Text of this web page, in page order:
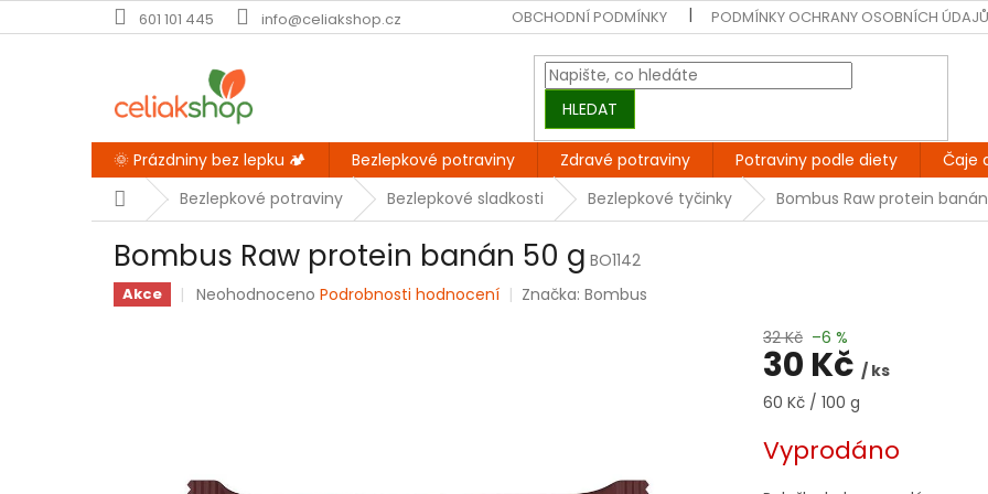
na
601 101 445 info@celiakshop.cz OBCHODNÍ PODMÍNKY PODMÍNKY OCHRANY OSOBNÍCH ÚDAJŮ
HLEDAT
🌞 Prázdniny bez lepku 🏕️ Bezlepkové potraviny Zdravé potraviny Potraviny podle diety Čaje
DomůBezlepkové potraviny Bezlepkové sladkosti Bezlepkové tyčinky Bombus Raw protein
Bombus Raw protein banán 50 g BO1142
Akce
Průměrné
Neohodnoceno Podrobnosti hodnocení Značka: Bombus
32 Kč –6 %
30 Kč / ks
Měrná
60 Kč / 100 g
Vyprodáno